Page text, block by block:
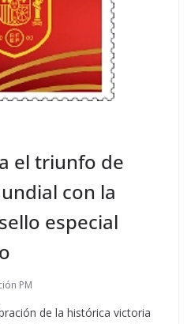
el triunfo de
con la
especial
PM
de la histórica victoria